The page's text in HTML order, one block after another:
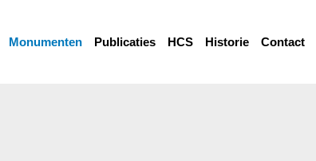
Monumenten Publicaties HCS Historie Contact